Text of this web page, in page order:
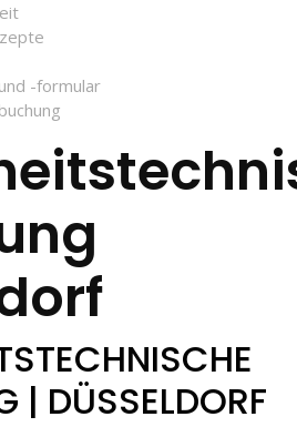
-formular
| DÜSSELDORF